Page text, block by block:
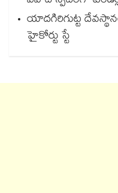
యాదగిరిగుట్ట
హైకోర్టు స్టే